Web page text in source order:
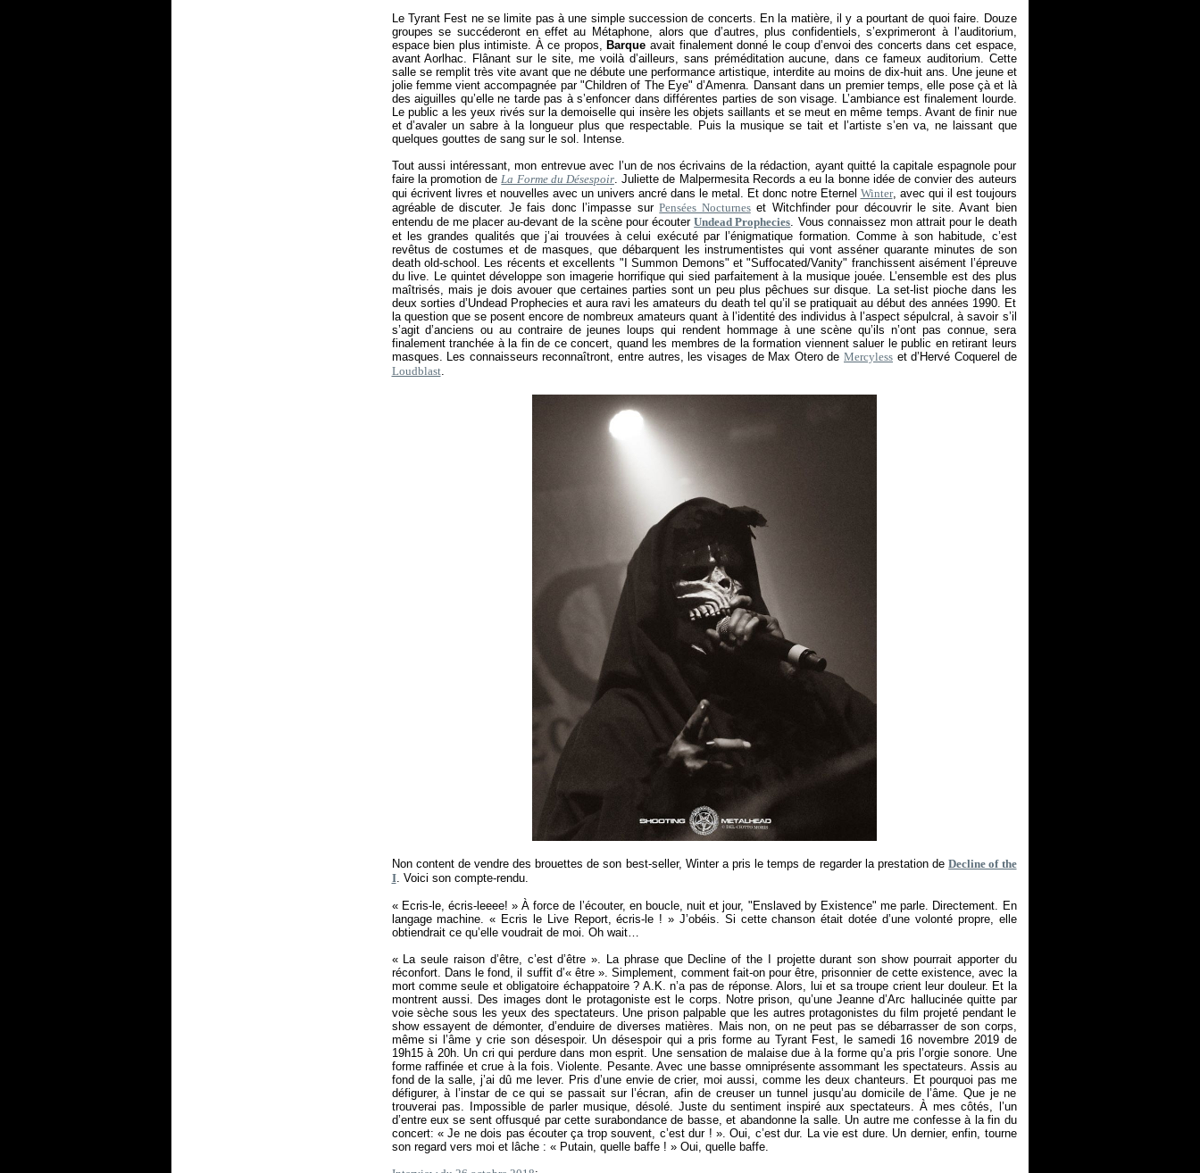
Le Tyrant Fest ne se limite pas à une simple succession de concerts. En la matière, il y a pourtant de quoi faire. Douze
groupes se succéderont en effet au Métaphone, alors que d’autres, plus confidentiels, s’exprimeront à l’auditorium,
espace bien plus intimiste. À ce propos, Barque avait finalement donné le coup d’envoi des concerts dans cet espace,
avant Aorlhac. Flânant sur le site, me voilà d’ailleurs, sans préméditation aucune, dans ce fameux auditorium. Cette
salle se remplit très vite avant que ne débute une performance artistique, interdite au moins de dix-huit ans. Une jeune et
jolie femme vient accompagnée par "Children of The Eye" d’Amenra. Dansant dans un premier temps, elle pose çà et là
des aiguilles qu’elle ne tarde pas à s’enfoncer dans différentes parties de son visage. L’ambiance est finalement lourde.
Le public a les yeux rivés sur la demoiselle qui insère les objets saillants et se meut en même temps. Avant de finir nue
et d’avaler un sabre à la longueur plus que respectable. Puis la musique se tait et l’artiste s’en va, ne laissant que
quelques gouttes de sang sur le sol. Intense.
Tout aussi intéressant, mon entrevue avec l’un de nos écrivains de la rédaction, ayant quitté la capitale espagnole pour
faire la promotion deLa Forme du Désespoir. Juliette de Malpermesita Records a eu la bonne idée de convier des auteurs
qui écrivent livres et nouvelles avec un univers ancré dans le metal. Et donc notre Eternel Winter, avec qui il est toujours
agréable de discuter. Je fais donc l’impasse surPensées Nocturneset Witchfinder pour découvrir le site. Avant bien
entendu de me placer au-devant de la scène pour écouterUndead Prophecies. Vous connaissez mon attrait pour le death
et les grandes qualités que j’ai trouvées à celui exécuté par l’énigmatique formation. Comme à son habitude, c’est
revêtus de costumes et de masques, que débarquent les instrumentistes qui vont asséner quarante minutes de son
death old-school. Les récents et excellents "I Summon Demons" et "Suffocated/Vanity" franchissent aisément l’épreuve
du live. Le quintet développe son imagerie horrifique qui sied parfaitement à la musique jouée. L’ensemble est des plus
maîtrisés, mais je dois avouer que certaines parties sont un peu plus pêchues sur disque. La set-list pioche dans les
deux sorties d’Undead Prophecies et aura ravi les amateurs du death tel qu’il se pratiquait au début des années 1990. Et
la question que se posent encore de nombreux amateurs quant à l’identité des individus à l’aspect sépulcral, à savoir s’il
s’agit d’anciens ou au contraire de jeunes loups qui rendent hommage à une scène qu’ils n’ont pas connue, sera
finalement tranchée à la fin de ce concert, quand les membres de la formation viennent saluer le public en retirant leurs
masques. Les connaisseurs reconnaîtront, entre autres, les visages de Max Otero de Mercyless et d’Hervé Coquerel de
Loudblast.
Non content de vendre des brouettes de son best-seller, Winter a pris le temps de regarder la prestation deDecline of the
I. Voici son compte-rendu.
« Ecris-le, écris-leeee! » À force de l’écouter, en boucle, nuit et jour, "Enslaved by Existence" me parle. Directement. En
langage machine. « Ecris le Live Report, écris-le !» J’obéis. Si cette chanson était dotée d’une volonté propre, elle
obtiendrait ce qu’elle voudrait de moi. Oh wait…
« La seule raison d’être, c’est d’être». La phrase que Decline of the I projette durant son show pourrait apporter du
réconfort. Dans le fond, il suffit d’« être». Simplement, comment fait-on pour être, prisonnier de cette existence, avec la
mort comme seule et obligatoire échappatoire ? A.K. n’a pas de réponse. Alors, lui et sa troupe crient leur douleur. Et la
montrent aussi. Des images dont le protagoniste est le corps. Notre prison, qu’une Jeanne d’Arc hallucinée quitte par
voie sèche sous les yeux des spectateurs. Une prison palpable que les autres protagonistes du film projeté pendant le
show essayent de démonter, d’enduire de diverses matières. Mais non, on ne peut pas se débarrasser de son corps,
même si l’âme y crie son désespoir. Un désespoir qui a pris forme au Tyrant Fest, le samedi 16 novembre 2019 de
19h15 à 20h. Un cri qui perdure dans mon esprit. Une sensation de malaise due à la forme qu’a pris l’orgie sonore. Une
forme raffinée et crue à la fois. Violente. Pesante. Avec une basse omniprésente assommant les spectateurs. Assis au
fond de la salle, j’ai dû me lever. Pris d’une envie de crier, moi aussi, comme les deux chanteurs. Et pourquoi pas me
défigurer, à l’instar de ce qui se passait sur l’écran, afin de creuser un tunnel jusqu’au domicile de l’âme. Que je ne
trouverai pas. Impossible de parler musique, désolé. Juste du sentiment inspiré aux spectateurs. À mes côtés, l’un
d’entre eux se sent offusqué par cette surabondance de basse, et abandonne la salle. Un autre me confesse à la fin du
concert: «Je ne dois pas écouter ça trop souvent, c’est dur ! ». Oui, c’est dur. La vie est dure. Un dernier, enfin, tourne
son regard vers moi et lâche : « Putain, quelle baffe ! » Oui, quelle baffe.